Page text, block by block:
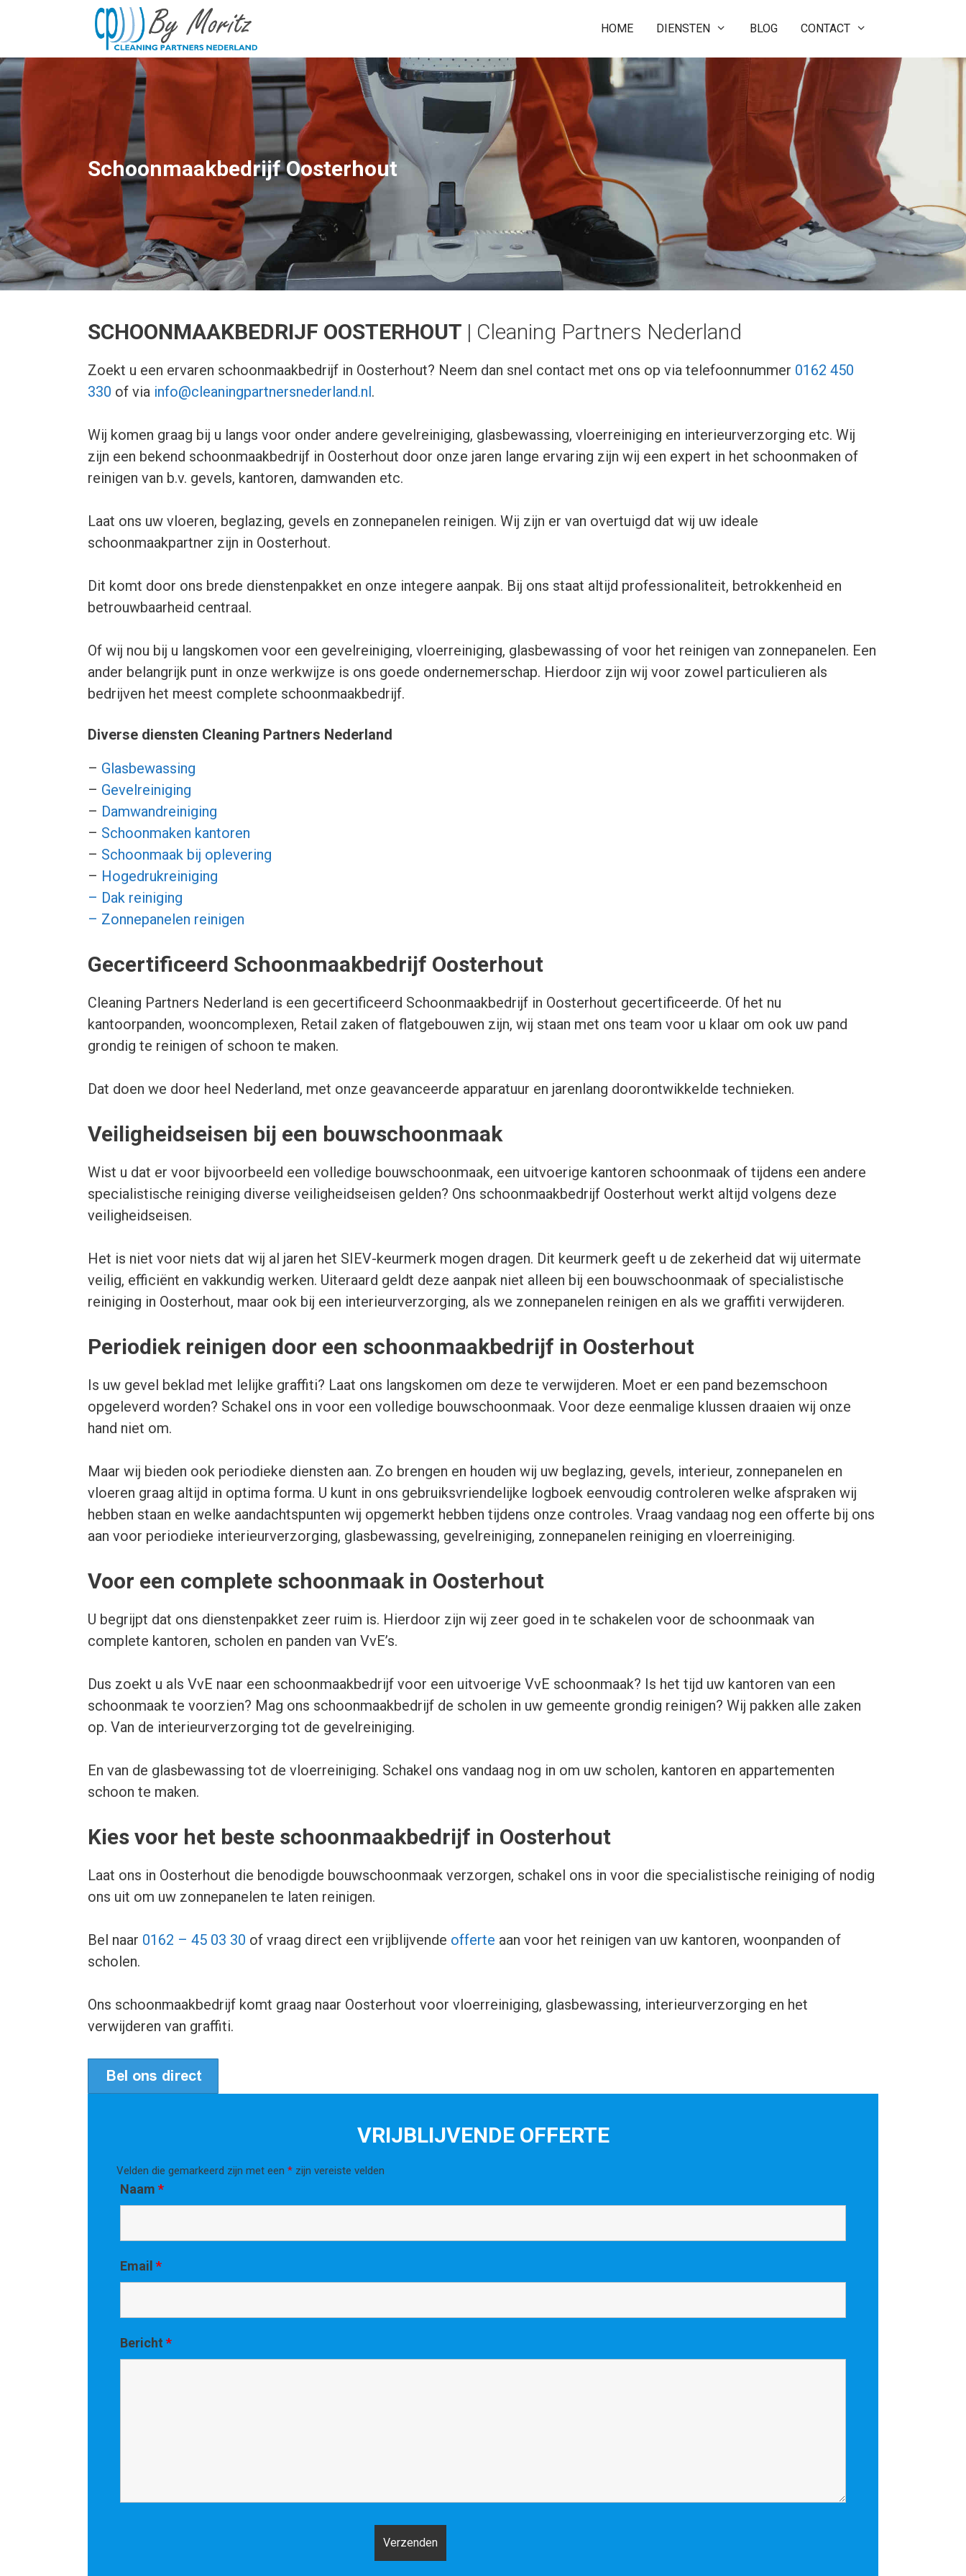
inhoud
HOME DIENSTEN BLOG CONTACT
Schoonmaakbedrijf Oosterhout
SCHOONMAAKBEDRIJF OOSTERHOUT | Cleaning Partners Nederland
Zoekt u een ervaren schoonmaakbedrijf in Oosterhout? Neem dan snel contact met ons op via telefoonnummer 0162 450
330 of via info@cleaningpartnersnederland.nl.
Wij komen graag bij u langs voor onder andere gevelreiniging, glasbewassing, vloerreiniging en interieurverzorging etc. Wij
zijn een bekend schoonmaakbedrijf in Oosterhout door onze jaren lange ervaring zijn wij een expert in het schoonmaken of
reinigen van b.v. gevels, kantoren, damwanden etc.
Laat ons uw vloeren, beglazing, gevels en zonnepanelen reinigen. Wij zijn er van overtuigd dat wij uw ideale
schoonmaakpartner zijn in Oosterhout.
Dit komt door ons brede dienstenpakket en onze integere aanpak. Bij ons staat altijd professionaliteit, betrokkenheid en
betrouwbaarheid centraal.
Of wij nou bij u langskomen voor een gevelreiniging, vloerreiniging, glasbewassing of voor het reinigen van zonnepanelen. Een
ander belangrijk punt in onze werkwijze is ons goede ondernemerschap. Hierdoor zijn wij voor zowel particulieren als
bedrijven het meest complete schoonmaakbedrijf.
Diverse diensten Cleaning Partners Nederland
– Glasbewassing
– Gevelreiniging
– Damwandreiniging
– Schoonmaken kantoren
– Schoonmaak bij oplevering
– Hogedrukreiniging
– Dak reiniging
– Zonnepanelen reinigen
Gecertificeerd Schoonmaakbedrijf Oosterhout
Cleaning Partners Nederland is een gecertificeerd Schoonmaakbedrijf in Oosterhout gecertificeerde. Of het nu
kantoorpanden, wooncomplexen, Retail zaken of flatgebouwen zijn, wij staan met ons team voor u klaar om ook uw pand
grondig te reinigen of schoon te maken.
Dat doen we door heel Nederland, met onze geavanceerde apparatuur en jarenlang doorontwikkelde technieken.
Veiligheidseisen bij een bouwschoonmaak
Wist u dat er voor bijvoorbeeld een volledige bouwschoonmaak, een uitvoerige kantoren schoonmaak of tijdens een andere
specialistische reiniging diverse veiligheidseisen gelden? Ons schoonmaakbedrijf Oosterhout werkt altijd volgens deze
veiligheidseisen.
Het is niet voor niets dat wij al jaren het SIEV-keurmerk mogen dragen. Dit keurmerk geeft u de zekerheid dat wij uitermate
veilig, efficiënt en vakkundig werken. Uiteraard geldt deze aanpak niet alleen bij een bouwschoonmaak of specialistische
reiniging in Oosterhout, maar ook bij een interieurverzorging, als we zonnepanelen reinigen en als we graffiti verwijderen.
Periodiek reinigen door een schoonmaakbedrijf in Oosterhout
Is uw gevel beklad met lelijke graffiti? Laat ons langskomen om deze te verwijderen. Moet er een pand bezemschoon
opgeleverd worden? Schakel ons in voor een volledige bouwschoonmaak. Voor deze eenmalige klussen draaien wij onze
hand niet om.
Maar wij bieden ook periodieke diensten aan. Zo brengen en houden wij uw beglazing, gevels, interieur, zonnepanelen en
vloeren graag altijd in optima forma. U kunt in ons gebruiksvriendelijke logboek eenvoudig controleren welke afspraken wij
hebben staan en welke aandachtspunten wij opgemerkt hebben tijdens onze controles. Vraag vandaag nog een offerte bij ons
aan voor periodieke interieurverzorging, glasbewassing, gevelreiniging, zonnepanelen reiniging en vloerreiniging.
Voor een complete schoonmaak in Oosterhout
U begrijpt dat ons dienstenpakket zeer ruim is. Hierdoor zijn wij zeer goed in te schakelen voor de schoonmaak van
complete kantoren, scholen en panden van VvE’s.
Dus zoekt u als VvE naar een schoonmaakbedrijf voor een uitvoerige VvE schoonmaak? Is het tijd uw kantoren van een
schoonmaak te voorzien? Mag ons schoonmaakbedrijf de scholen in uw gemeente grondig reinigen? Wij pakken alle zaken
op. Van de interieurverzorging tot de gevelreiniging.
En van de glasbewassing tot de vloerreiniging. Schakel ons vandaag nog in om uw scholen, kantoren en appartementen
schoon te maken.
Kies voor het beste schoonmaakbedrijf in Oosterhout
Laat ons in Oosterhout die benodigde bouwschoonmaak verzorgen, schakel ons in voor die specialistische reiniging of nodig
ons uit om uw zonnepanelen te laten reinigen.
Bel naar 0162 – 45 03 30 of vraag direct een vrijblijvende offerte aan voor het reinigen van uw kantoren, woonpanden of
scholen.
Ons schoonmaakbedrijf komt graag naar Oosterhout voor vloerreiniging, glasbewassing, interieurverzorging en het
verwijderen van graffiti.
VRIJBLIJVENDE OFFERTE
Velden die gemarkeerd zijn met een * zijn vereiste velden
Naam *
Email *
Bericht *